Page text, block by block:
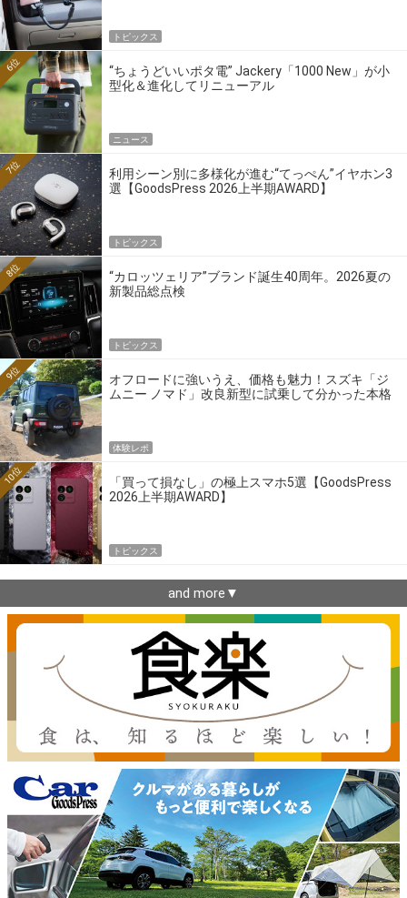
トピックス
“ちょうどいいポタ電” Jackery「1000 New」が小
型化＆進化してリニューアル
6位
ニュース
利用シーン別に多様化が進む“てっぺん”イヤホン3
選【GoodsPress 2026上半期AWARD】
7位
トピックス
“カロッツェリア”ブランド誕生40周年。2026夏の
新製品総点検
8位
トピックス
オフロードに強いうえ、価格も魅力！スズキ「ジ
ムニー ノマド」改良新型に試乗して分かった本格
9位
体験レポ
「買って損なし」の極上スマホ5選【GoodsPress
2026上半期AWARD】
10位
トピックス
and more▼